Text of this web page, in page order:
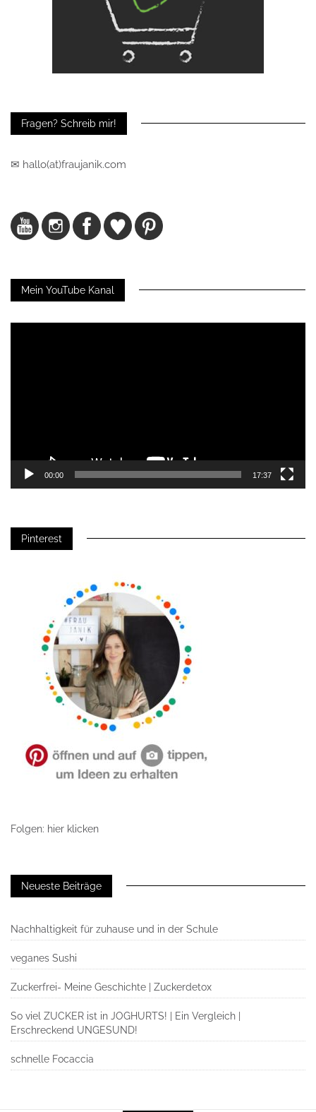
Fragen? Schreib mir!
✉ hallo(at)fraujanik.com
Mein YouTube Kanal
00:00 17:37
Pinterest
Folgen: hier klicken
Neueste Beiträge
Nachhaltigkeit für zuhause und in der Schule
veganes Sushi
Zuckerfrei- Meine Geschichte | Zuckerdetox
So viel ZUCKER ist in JOGHURTS! | Ein Vergleich |
Erschreckend UNGESUND!
schnelle Focaccia